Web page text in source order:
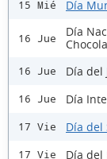
15 Mié Día
16 Jue
Día
16 Jue Día del
16 Jue Día
17 Vie Día del
17 Vie Día del